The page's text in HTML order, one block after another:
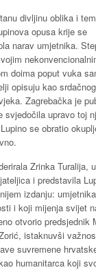
divljinu oblika i
opusa krije se
narav umjetnika.
doima poput vuka
opisuju kao
Zagrebačka je
svjedočila upravo toj
se obratio
Zrinka Turalija,
i predstavila
izdanju:
i koji mijenja svijet
otvorio predsjednik
istaknuvši
suvremene
humanitarca koji